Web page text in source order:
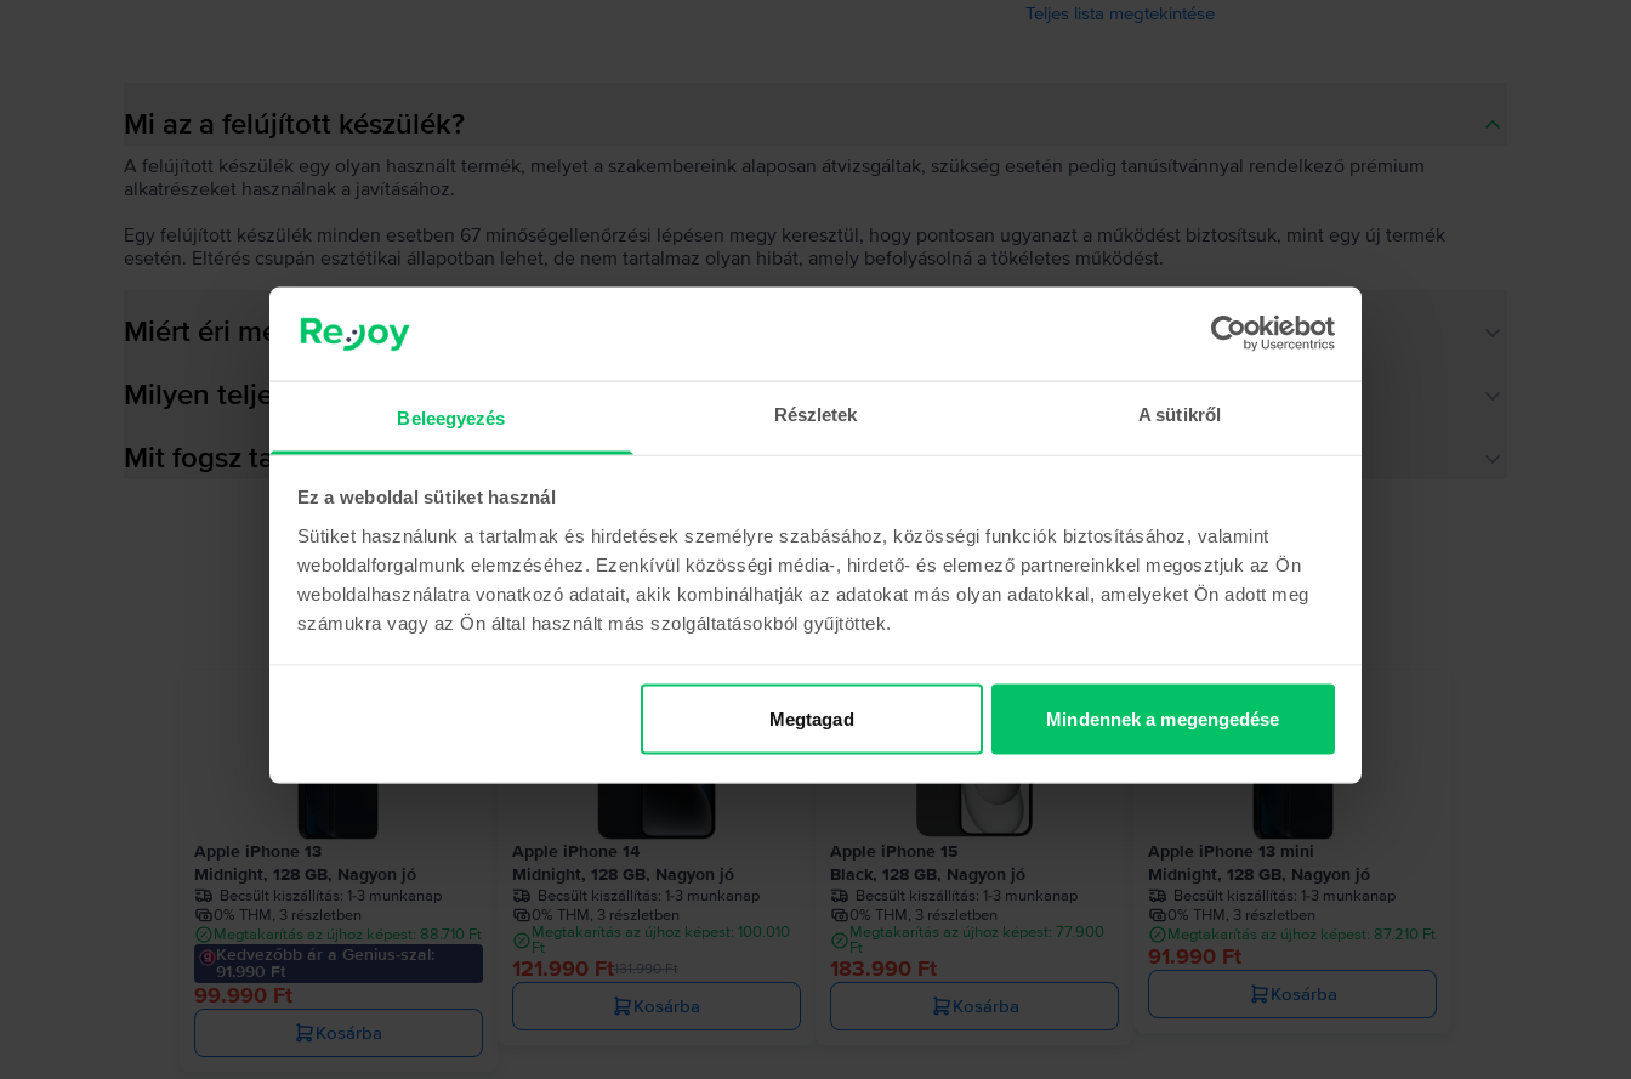
Beleegyezés Részletek A sütikről
Ez a weboldal sütiket használ
Sütiket használunk a tartalmak és hirdetések személyre szabásához, közösségi funkciók biztosításához, valamint
weboldalforgalmunk elemzéséhez. Ezenkívül közösségi média-, hirdető- és elemező partnereinkkel megosztjuk az Ön
weboldalhasználatra vonatkozó adatait, akik kombinálhatják az adatokat más olyan adatokkal, amelyeket Ön adott meg
számukra vagy az Ön által használt más szolgáltatásokból gyűjtöttek.
Megtagad Mindennek a megengedése
Teljes lista megtekintése
Mi az a felújított készülék?
A felújított készülék egy olyan használt termék, melyet a szakembereink alaposan átvizsgáltak, szükség esetén pedig tanúsítvánnyal rendelkező prémium
alkatrészeket használnak a javításához.
Egy felújított készülék minden esetben 67 minőségellenőrzési lépésen megy keresztül, hogy pontosan ugyanazt a működést biztosítsuk, mint egy új termék
esetén. Eltérés csupán esztétikai állapotban lehet, de nem tartalmaz olyan hibát, amely befolyásolná a tökéletes működést.
Miért éri meg felújított készüléket választanod?
Milyen teljesítményre képes az akkumulátor?
Mit fogsz találni a dobozban?
Hasonló termékek
Apple iPhone 13
Midnight, 128 GB, Nagyon jó
Becsült kiszállítás: 1-3 munkanap
0% THM, 3 részletben
Megtakarítás az újhoz képest: 88.710 Ft
Kedvezőbb ár a Genius-szal:
91.990 Ft
99.990 Ft
Kosárba
Apple iPhone 14
Midnight, 128 GB, Nagyon jó
Becsült kiszállítás: 1-3 munkanap
0% THM, 3 részletben
Megtakarítás az újhoz képest: 100.010
Ft
121.990 Ft131.990 Ft
Kosárba
Apple iPhone 15
Black, 128 GB, Nagyon jó
Becsült kiszállítás: 1-3 munkanap
0% THM, 3 részletben
Megtakarítás az újhoz képest: 77.900
Ft
183.990 Ft
Kosárba
Apple iPhone 13 mini
Midnight, 128 GB, Nagyon jó
Becsült kiszállítás: 1-3 munkanap
0% THM, 3 részletben
Megtakarítás az újhoz képest: 87.210 Ft
91.990 Ft
Kosárba